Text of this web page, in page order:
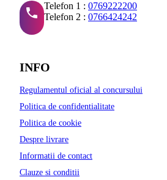
Telefon 1 : 0769222200
Telefon 2 : 0766424242
INFO
Regulamentul oficial al concursului
Politica de confidentialitate
Politica de cookie
Despre livrare
Informatii de contact
Clauze si conditii